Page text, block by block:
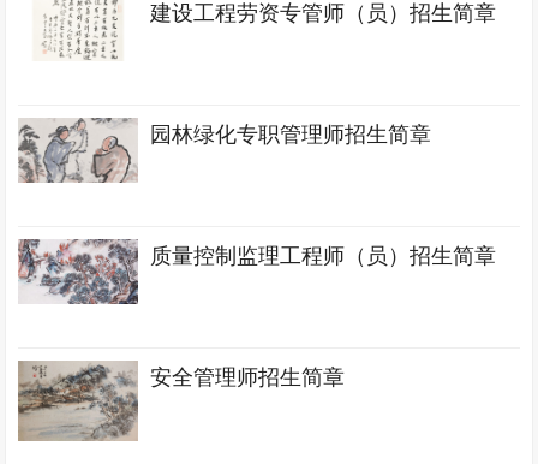
建设工程劳资专管师（员）招生简章
园林绿化专职管理师招生简章
质量控制监理工程师（员）招生简章
安全管理师招生简章